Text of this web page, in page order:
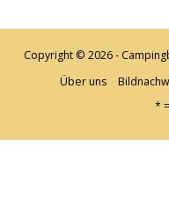
Copyright © 2026 -
Über uns
*